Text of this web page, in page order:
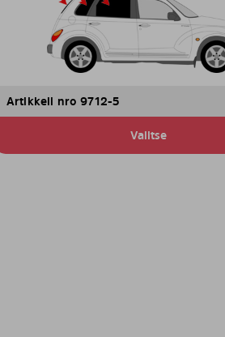
Artikkeli nro 9712-5
Valitse